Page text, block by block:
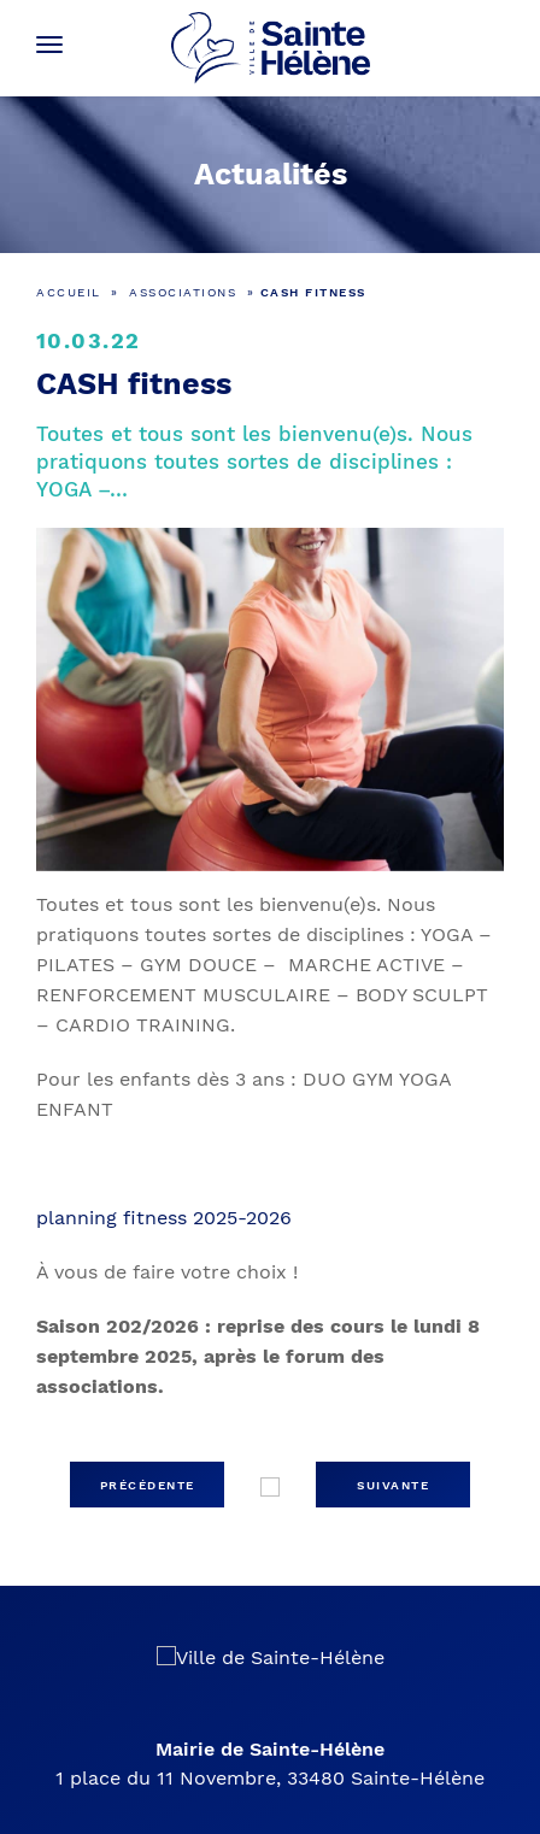
Actualités
ACCUEIL » ASSOCIATIONS » CASH FITNESS
10.03.22
CASH fitness
Toutes et tous sont les bienvenu(e)s. Nous
pratiquons toutes sortes de disciplines :
YOGA –…
Toutes et tous sont les bienvenu(e)s. Nous
pratiquons toutes sortes de disciplines : YOGA –
PILATES – GYM DOUCE – MARCHE ACTIVE –
RENFORCEMENT MUSCULAIRE – BODY SCULPT
– CARDIO TRAINING.
Pour les enfants dès 3 ans : DUO GYM YOGA
ENFANT
planning fitness 2025-2026
À vous de faire votre choix !
Saison 202/2026 : reprise des cours le lundi 8
septembre 2025, après le forum des
associations.
PRÉCÉDENTE SUIVANTE
Mairie de Sainte-Hélène
1 place du 11 Novembre, 33480 Sainte-Hélène